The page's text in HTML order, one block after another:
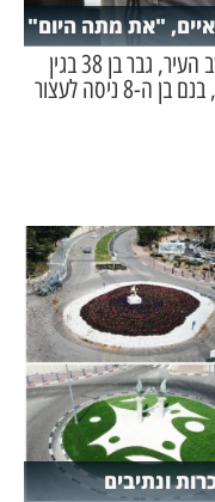
כתב אישום חמור הוגש השבוע כנגד תושב העיר, גבר בן 38 בגין
תקיפה ודקירה של רעייתו.באחד המקרים, בנם בן ה-8 ניסה לעצור
ונתיבים